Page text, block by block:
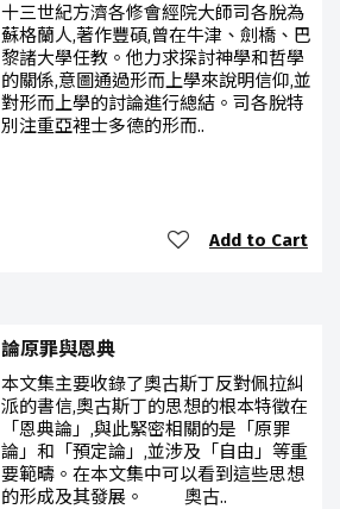
十三世紀方濟各修會經院大師司各脫為
蘇格蘭人,著作豐碩,曾在牛津、劍橋、巴
黎諸大學任教。他力求探討神學和哲學
的關係,意圖通過形而上學來說明信仰,並
對形而上學的討論進行總結。司各脫特
別注重亞裡士多德的形而..
Add to Cart
論原罪與恩典
本文集主要收錄了奧古斯丁反對佩拉糾
派的書信,奧古斯丁的思想的根本特徵在
「恩典論」,與此緊密相關的是「原罪
論」和「預定論」,並涉及「自由」等重
要範疇。在本文集中可以看到這些思想
的形成及其發展。 奧古..